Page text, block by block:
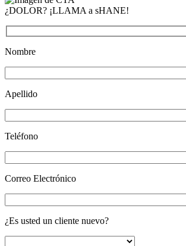
¿DOLOR? ¡LLAMA a sHANE!
Nombre
Apellido
Teléfono
Correo Electrónico
¿Es usted un cliente nuevo?